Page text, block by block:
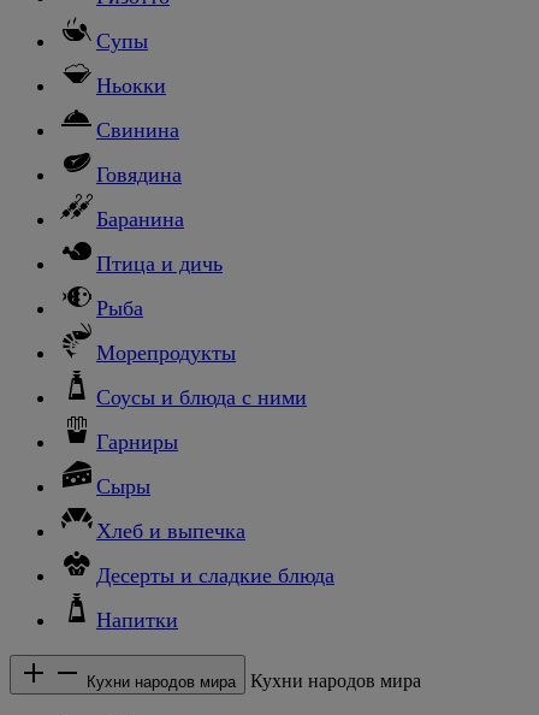
Супы
Ньокки
Свинина
Говядина
Баранина
Птица и дичь
Рыба
Морепродукты
Соусы и блюда с ними
Гарниры
Сыры
Хлеб и выпечка
Десерты и сладкие блюда
Напитки
Кухни народов мира Кухни народов мира